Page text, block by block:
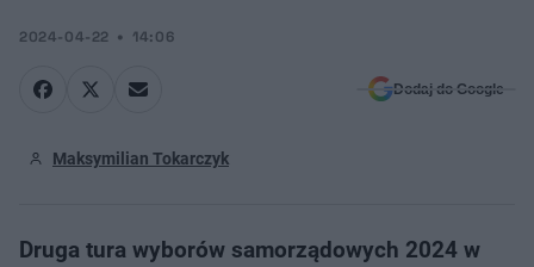
2024-04-22 14:06
Dodaj do Google
Maksymilian Tokarczyk
Druga tura wyborów samorządowych 2024 w